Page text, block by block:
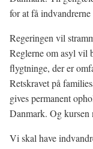
for at få indvandrerne
Regeringen vil
Reglerne om asyl vil
flygtninge, der er
Retskravet på
gives permanent
Danmark. Og kursen
Vi skal have